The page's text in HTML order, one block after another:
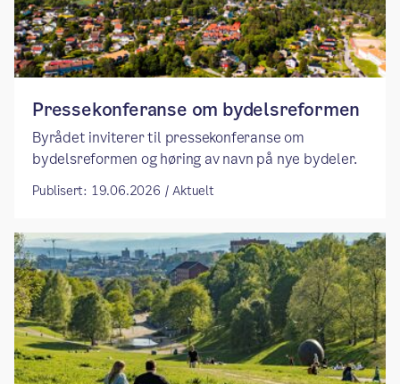
Pressekonferanse om bydelsreformen
Byrådet inviterer til pressekonferanse om
bydelsreformen og høring av navn på nye bydeler.
Publisert: 19.06.2026 / Aktuelt